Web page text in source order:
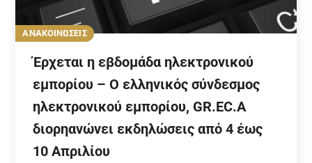
ΑΝΑΚΟΙΝΩΣΕΙΣ
Έρχεται η εβδομάδα ηλεκτρονικού
εμπορίου – Ο ελληνικός σύνδεσμος
ηλεκτρονικού εμπορίου, GR.EC.A
διορηανώνει εκδηλώσεις από 4 έως
10 Απριλίου